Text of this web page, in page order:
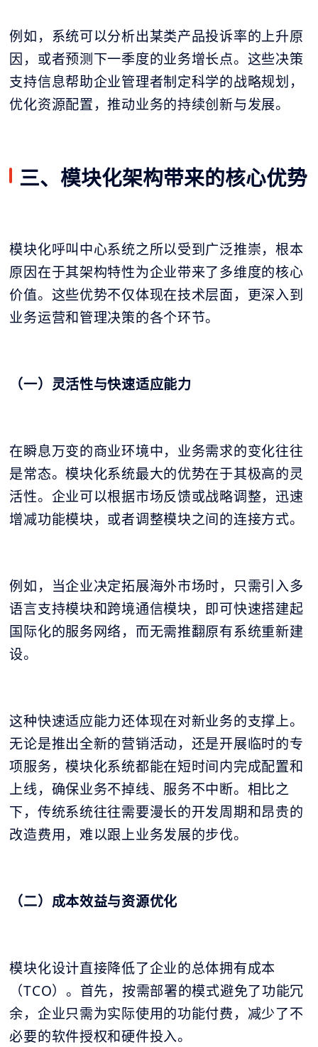
例如，系统可以分析出某类产品投诉率的上升原
因，或者预测下一季度的业务增长点。这些决策
支持信息帮助企业管理者制定科学的战略规划，
优化资源配置，推动业务的持续创新与发展。
三、模块化架构带来的核心优势
模块化呼叫中心系统之所以受到广泛推崇，根本
原因在于其架构特性为企业带来了多维度的核心
价值。这些优势不仅体现在技术层面，更深入到
业务运营和管理决策的各个环节。
（一）灵活性与快速适应能力
在瞬息万变的商业环境中，业务需求的变化往往
是常态。模块化系统最大的优势在于其极高的灵
活性。企业可以根据市场反馈或战略调整，迅速
增减功能模块，或者调整模块之间的连接方式。
例如，当企业决定拓展海外市场时，只需引入多
语言支持模块和跨境通信模块，即可快速搭建起
国际化的服务网络，而无需推翻原有系统重新建
设。
这种快速适应能力还体现在对新业务的支撑上。
无论是推出全新的营销活动，还是开展临时的专
项服务，模块化系统都能在短时间内完成配置和
上线，确保业务不掉线、服务不中断。相比之
下，传统系统往往需要漫长的开发周期和昂贵的
改造费用，难以跟上业务发展的步伐。
（二）成本效益与资源优化
模块化设计直接降低了企业的总体拥有成本
（TCO）。首先，按需部署的模式避免了功能冗
余，企业只需为实际使用的功能付费，减少了不
必要的软件授权和硬件投入。